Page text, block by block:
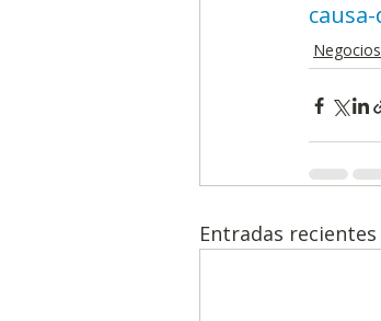
Negocios
Entradas recientes